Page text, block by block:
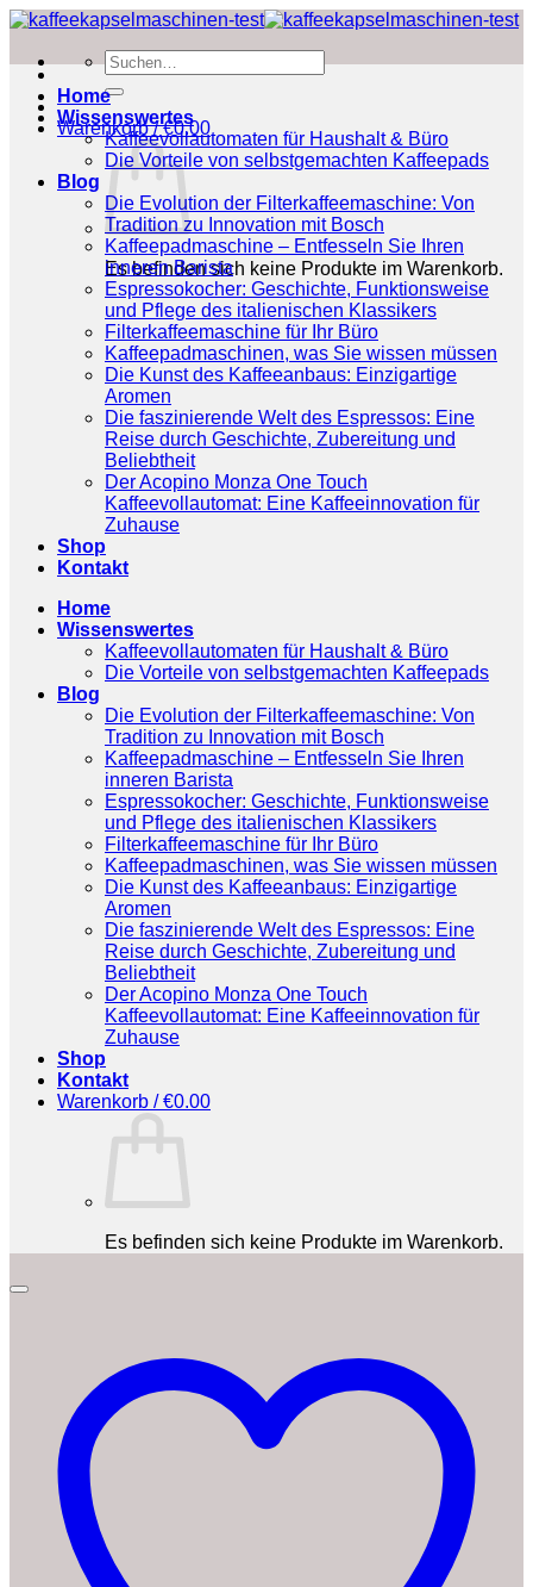
Zum
springen
Suchen
nach:
Warenkorb /€0.00
Es befinden sich keine Produkte im Warenkorb.
Home
Wissenswertes
Kaffeevollautomaten für Haushalt & Büro
Die Vorteile von selbstgemachten Kaffeepads
Blog
Die Evolution der Filterkaffeemaschine: Von
Tradition zu Innovation mit Bosch
Kaffeepadmaschine – Entfesseln Sie Ihren
inneren Barista
Espressokocher: Geschichte, Funktionsweise
und Pflege des italienischen Klassikers
Filterkaffeemaschine für Ihr Büro
Kaffeepadmaschinen, was Sie wissen müssen
Die Kunst des Kaffeeanbaus: Einzigartige
Aromen
Die faszinierende Welt des Espressos: Eine
Reise durch Geschichte, Zubereitung und
Beliebtheit
Der Acopino Monza One Touch
Kaffeevollautomat: Eine Kaffeeinnovation für
Zuhause
Shop
Kontakt
Home
Wissenswertes
Kaffeevollautomaten für Haushalt & Büro
Die Vorteile von selbstgemachten Kaffeepads
Blog
Die Evolution der Filterkaffeemaschine: Von
Tradition zu Innovation mit Bosch
Kaffeepadmaschine – Entfesseln Sie Ihren
inneren Barista
Espressokocher: Geschichte, Funktionsweise
und Pflege des italienischen Klassikers
Filterkaffeemaschine für Ihr Büro
Kaffeepadmaschinen, was Sie wissen müssen
Die Kunst des Kaffeeanbaus: Einzigartige
Aromen
Die faszinierende Welt des Espressos: Eine
Reise durch Geschichte, Zubereitung und
Beliebtheit
Der Acopino Monza One Touch
Kaffeevollautomat: Eine Kaffeeinnovation für
Zuhause
Shop
Kontakt
Warenkorb /€0.00
Es befinden sich keine Produkte im Warenkorb.